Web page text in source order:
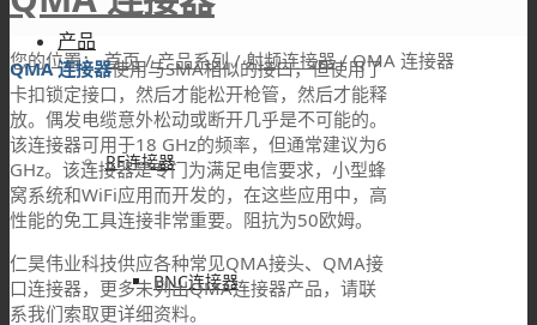
产品
RF连接器
BNC连接器
您的位置： 首页 / 产品系列 / 射频连接器 / QMA 连接器
QMA 连接器使用与SMA相似的接口，但使用了
卡扣锁定接口，然后才能松开枪管，然后才能释
放。偶发电缆意外松动或断开几乎是不可能的。
该连接器可用于18 GHz的频率，但通常建议为6
GHz。该连接器是专门为满足电信要求，小型蜂
窝系统和WiFi应用而开发的，在这些应用中，高
性能的免工具连接非常重要。阻抗为50欧姆。
仁昊伟业科技供应各种常见QMA接头、QMA接
口连接器，更多未列出QMA连接器产品，请联
系我们索取更详细资料。